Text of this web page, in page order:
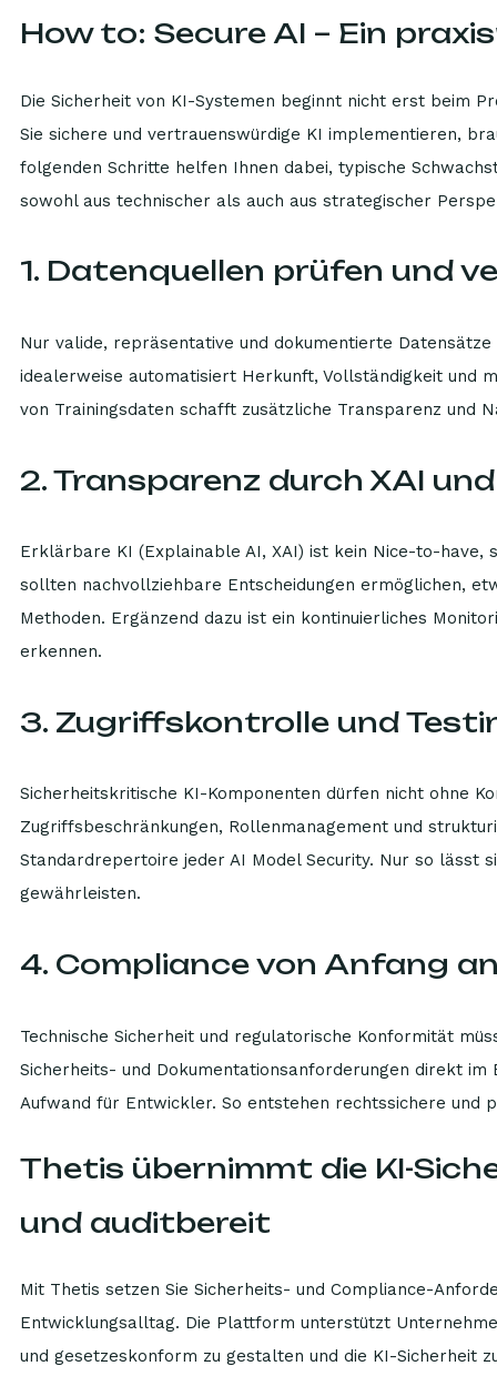
How to: Secure AI – Ein
Die Sicherheit von KI-Systemen beginnt nicht erst beim
Sie sichere und vertrauenswürdige KI implementieren,
folgenden Schritte helfen Ihnen dabei, typische
sowohl aus technischer als auch aus strategischer
1. Datenquellen prüfen und
Nur valide, repräsentative und dokumentierte
idealerweise automatisiert Herkunft, Vollständigkeit und
von Trainingsdaten schafft zusätzliche Transparenz und
2. Transparenz durch XAI
Erklärbare KI (Explainable AI, XAI) ist kein Nice-to-
sollten nachvollziehbare Entscheidungen ermöglichen,
Methoden. Ergänzend dazu ist ein kontinuierliches
erkennen.
3. Zugriffskontrolle und
Sicherheitskritische KI-Komponenten dürfen nicht ohne
Zugriffsbeschränkungen, Rollenmanagement und
Standardrepertoire jeder AI Model Security. Nur so lässt
gewährleisten.
4. Compliance von Anfang
Technische Sicherheit und regulatorische Konformität
Sicherheits- und Dokumentationsanforderungen direkt
Aufwand für Entwickler. So entstehen rechtssichere und
Thetis übernimmt die KI-
und auditbereit
Mit Thetis setzen Sie Sicherheits- und Compliance-
Entwicklungsalltag. Die Plattform unterstützt
und gesetzeskonform zu gestalten und die KI-Sicherheit